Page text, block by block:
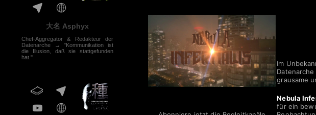
大名 Asphyx
Chef-Aggregator & Redakteur der
Datenarche → "Kommunikation ist
die Illusion, daß sie stattgefunden
hat."
Im
grausame
Nebula
für ein